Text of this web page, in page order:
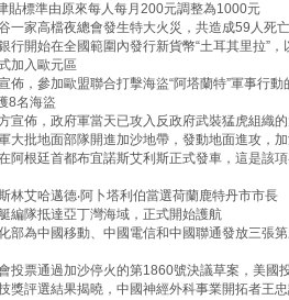
貼標準由原來每人每月200元調整為1000元
一家高檔夜總會發生特大火災，共造成59人死
開始在全國範圍內發行新貨幣“土耳其里拉”，
加入歐元區
，參加歐盟聯合打擊海盜“阿塔蘭特”軍事行動
8名海盜
宣佈，政府軍當天已攻入反政府武裝猛虎組織
大批地面部隊開進加沙地帶，發動地面進攻，加
阿根廷首都布宜諾斯艾利斯正式發車，這是該
林艾哈邁德‧阿卜塔利伯當選荷蘭鹿特丹市市長
編隊抵達亞丁灣海域，正式開始護航
為中國移動、中國電信和中國聯通發放三張第
投票通過加沙停火的第1860號決議草案，美國
獎評選結果揭曉，中國神經外科事業開拓者王